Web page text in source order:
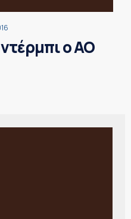
ο ΑΟ